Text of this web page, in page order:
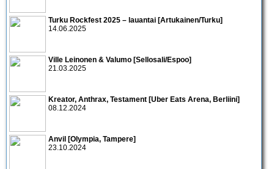
Turku Rockfest 2025 – lauantai [Artukainen/Turku]
14.06.2025
Ville Leinonen & Valumo [Sellosali/Espoo]
21.03.2025
Kreator, Anthrax, Testament [Uber Eats Arena, Berliini]
08.12.2024
Anvil [Olympia, Tampere]
23.10.2024